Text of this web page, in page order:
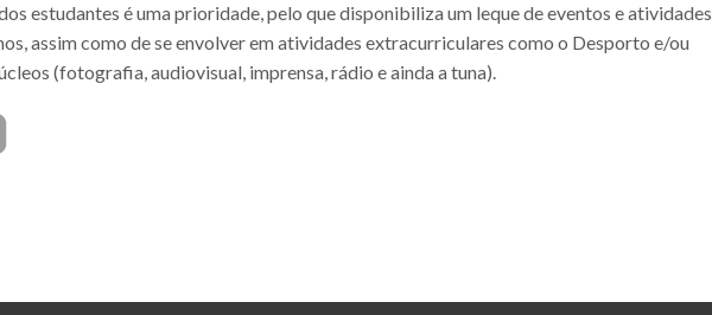
estudantes é uma prioridade, pelo que disponibiliza um leque de eventos e atividades
assim como de se envolver em atividades extracurriculares como o Desporto e/ou
(fotografia, audiovisual, imprensa, rádio e ainda a tuna).